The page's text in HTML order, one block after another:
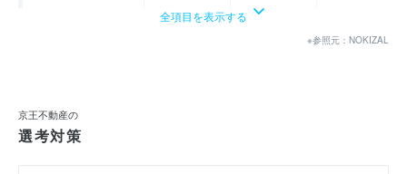
----
売上伸び率
全項目を表示する
※参照元：NOKIZAL
京王不動産の
選考対策